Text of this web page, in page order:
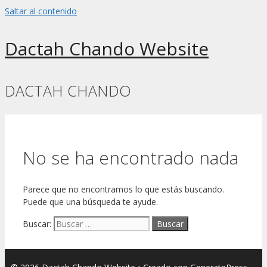
Saltar al contenido
Dactah Chando Website
DACTAH CHANDO
No se ha encontrado nada
Parece que no encontramos lo que estás buscando.
Puede que una búsqueda te ayude.
Buscar: